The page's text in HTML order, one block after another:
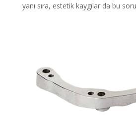
yanı sıra, estetik kaygılar da bu